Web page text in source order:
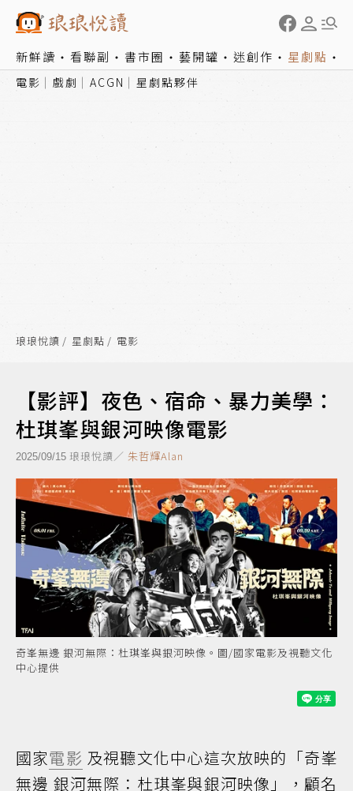
新鮮讀 看聯副 書市圈 藝開罐 迷創作 星劇點
電影 戲劇 ACGN 星劇點夥伴
琅琅悅讀 星劇點 電影
【影評】夜色、宿命、暴力美學：
杜琪峯與銀河映像電影
2025/09/15 琅琅悅讀／ 朱哲輝Alan
奇峯無邊 銀河無際：杜琪峯與銀河映像。圖/國家電影及視聽文化
中心提供
國家電影 及視聽文化中心這次放映的「奇峯
無邊 銀河無際：杜琪峯與銀河映像」，顧名